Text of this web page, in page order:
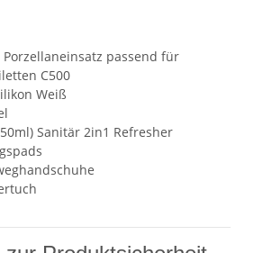
Porzellaneinsatz passend für
C500
Weiß
Sanitär 2in1 Refresher